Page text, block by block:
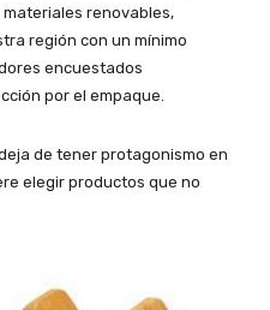
renovables,
región con un mínimo
encuestados
por el empaque.
de tener protagonismo en
elegir productos que no